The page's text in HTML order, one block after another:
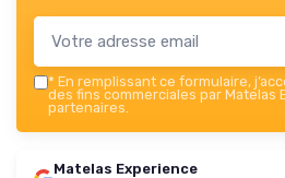
* En remplissant ce formulaire,
des fins commerciales par Matelas
partenaires.
Matelas Experience